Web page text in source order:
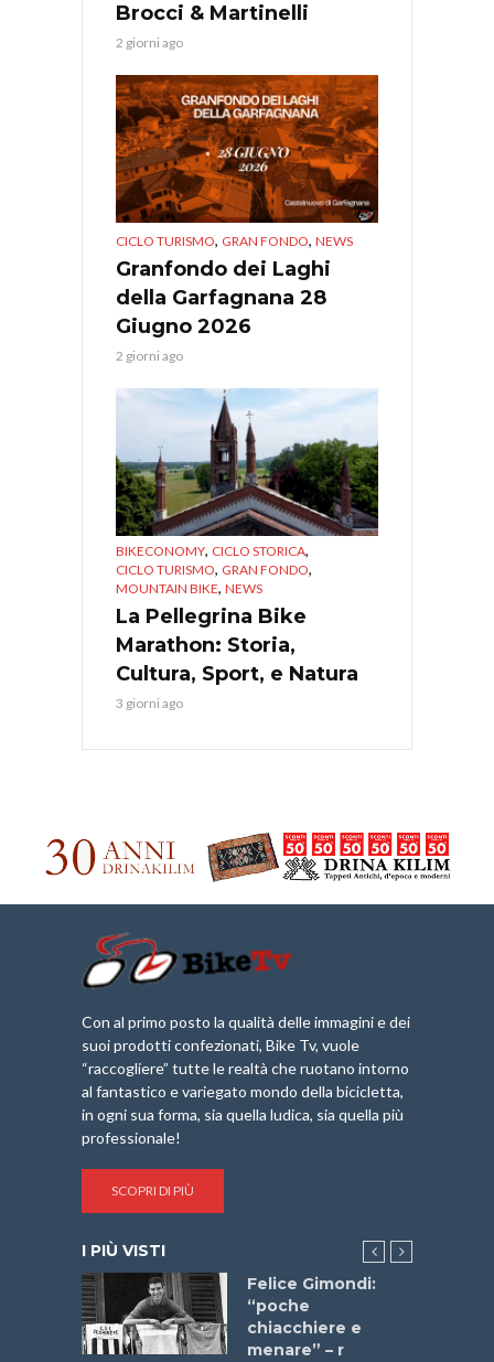
Brocci & Martinelli
2 giorni ago
CICLO TURISMO, GRAN FONDO, NEWS
Granfondo dei Laghi
della Garfagnana 28
Giugno 2026
2 giorni ago
BIKECONOMY, CICLO STORICA,
CICLO TURISMO, GRAN FONDO,
MOUNTAIN BIKE, NEWS
La Pellegrina Bike
Marathon: Storia,
Cultura, Sport, e Natura
3 giorni ago
Con al primo posto la qualità delle immagini e dei
suoi prodotti confezionati, Bike Tv, vuole
“raccogliere” tutte le realtà che ruotano intorno
al fantastico e variegato mondo della bicicletta,
in ogni sua forma, sia quella ludica, sia quella più
professionale!
SCOPRI DI PIÙ
I PIÙ VISTI
Felice Gimondi:
“poche
chiacchiere e
menare” – r